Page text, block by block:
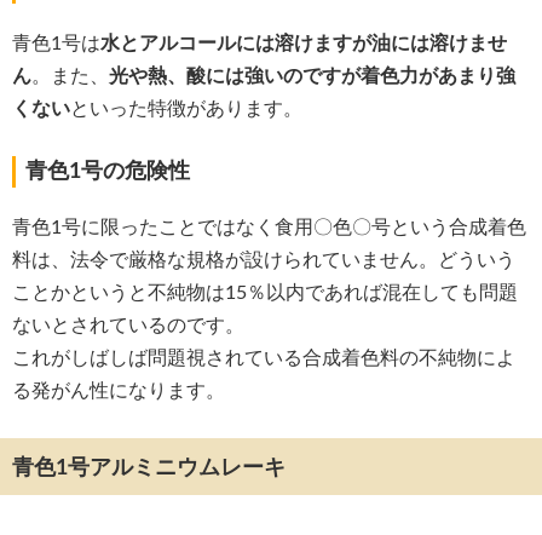
青色1号は水とアルコールには溶けますが油には溶けませ
ん。また、 光や熱、酸には強いのですが着色力があまり強
くないといった特徴があります。
青色1号の危険性
青色1号に限ったことではなく食用〇色〇号という合成着色
料は、法令で厳格な規格が設けられていません。どういう
ことかというと不純物は15％以内であれば混在しても問題
ないとされているのです。
これがしばしば問題視されている合成着色料の不純物によ
る発がん性になります。
青色1号アルミニウムレーキ